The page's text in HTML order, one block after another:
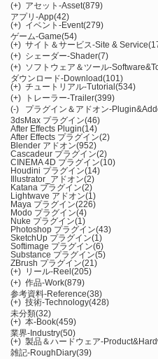
(+) アセット-Asset(879)
アプリ-App(42)
(+) イベント-Event(279)
ゲーム-Game(54)
(+) サイト＆サービス-Site & Service
(+) シェーダー-Shader(7)
(+) ソフトウェア＆ツール-
ダウンロード-Download(101)
(+) チュートリアル-Tutorial (534)
(+)
トレーラー-Trailer(399)
(-)
プラグイン＆アドオン-
3dsMax プラグイン(46)
After Effects Plugin(14)
After Effects プラグイン(2)
Blender アドオン(952)
Cascadeur プラグイン(2)
CINEMA 4D プラグイン(10)
Houdini プラグイン(14)
Illustrator_アドオン(2)
Katana プラグイン(2)
Lightwave アドオン(1)
Maya プラグイン(226)
Modo プラグイン(4)
Nuke プラグイン(1)
Photoshop プラグイン(43)
SketchUp プラグイン(1)
Softimage プラグイン(6)
Substance プラグイン(5)
ZBrush プラグイン(21)
(+) リール-Reel (205)
(+) 作品-Work(879)
参考資料-Reference(38)
(+) 技術-Technology(428)
未分類(32)
(+) 本-Book(459)
業界-Industry(50)
(+) 製品＆ハードウェア-
雑記-RoughDiary(39)